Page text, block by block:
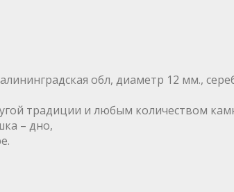
обл, диаметр 12 мм.,
традиции и любым количеством
– дно,